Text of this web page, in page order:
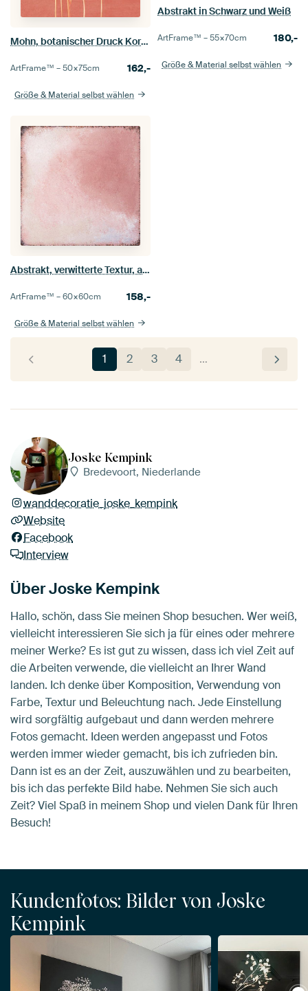
Mohn, botanischer Druck Korallenrosa
ArtFrame™ –50×75cm 162,-
Größe & Material selbst wählen
Abstrakt in Schwarz und Weiß
ArtFrame™ –55×70cm 180,-
Größe & Material selbst wählen
Abstrakt, verwitterte Textur, altrosa
ArtFrame™ –60×60cm 158,-
Größe & Material selbst wählen
1 2 3 4 …
Joske Kempink
Bredevoort, Niederlande
wanddecoratie_joske_kempink
Website
Facebook
Interview
Über Joske Kempink
Hallo, schön, dass Sie meinen Shop besuchen. Wer weiß,
vielleicht interessieren Sie sich ja für eines oder mehrere
meiner Werke? Es ist gut zu wissen, dass ich viel Zeit auf
die Arbeiten verwende, die vielleicht an Ihrer Wand
landen. Ich denke über Komposition, Verwendung von
Farbe, Textur und Beleuchtung nach. Jede Einstellung
wird sorgfältig aufgebaut und dann werden mehrere
Fotos gemacht. Ideen werden angepasst und Fotos
werden immer wieder gemacht, bis ich zufrieden bin.
Dann ist es an der Zeit, auszuwählen und zu bearbeiten,
bis ich das perfekte Bild habe. Nehmen Sie sich auch
Zeit? Viel Spaß in meinem Shop und vielen Dank für Ihren
Besuch!
Kundenfotos: Bilder von Joske
Kempink